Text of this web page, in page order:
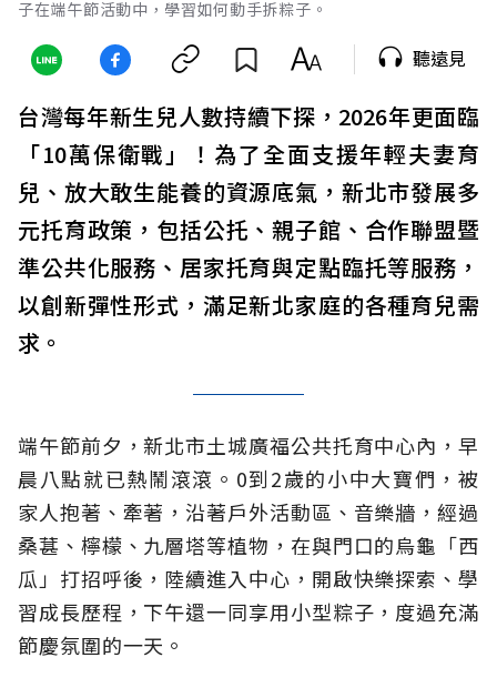
子在端午節活動中，學習如何動手拆粽子。
聽遠見
台灣每年新生兒人數持續下探，2026年更面臨
「10萬保衛戰」！為了全面支援年輕夫妻育
兒、放大敢生能養的資源底氣，新北市發展多
元托育政策，包括公托、親子館、合作聯盟暨
準公共化服務、居家托育與定點臨托等服務，
以創新彈性形式，滿足新北家庭的各種育兒需
求。
端午節前夕，新北市土城廣福公共托育中心內，早
晨八點就已熱鬧滾滾。0到2歲的小中大寶們，被
家人抱著、牽著，沿著戶外活動區、音樂牆，經過
桑葚、檸檬、九層塔等植物，在與門口的烏龜「西
瓜」打招呼後，陸續進入中心，開啟快樂探索、學
習成長歷程，下午還一同享用小型粽子，度過充滿
節慶氛圍的一天。